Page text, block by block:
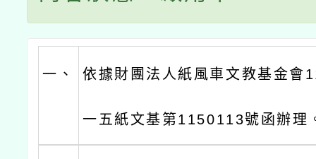
一、 依據財團法人紙風車文教基金會
一五紙文基第1150113號函辦理